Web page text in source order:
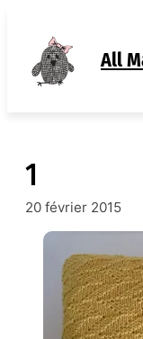
contenu
All
1
20 février 2015